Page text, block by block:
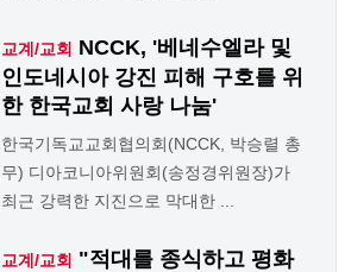
교계/교회 NCCK, '베네수엘라 및
인도네시아 강진 피해 구호를 위
한 한국교회 사랑 나눔'
한국기독교교회협의회(NCCK, 박승렬 총
무) 디아코니아위원회(송정경위원장)가
최근 강력한 지진으로 막대한 ...
교계/교회 "적대를 종식하고 평화